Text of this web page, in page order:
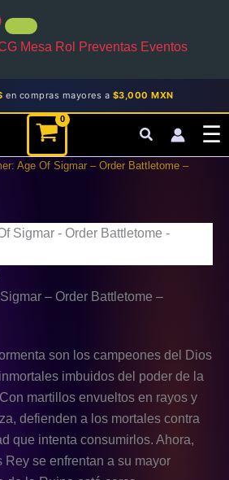
Mesa Rol Preventas Eventos
en compras mayores a $3,000 MXN
☰
Age Of Sigmar – Order Battletome –
– Order Battletome –
son los campeones del Dios
imbuidos del poder de la
martillos envueltos en rayos y
defienden a los mortales contra
que intenta consumirlos. Ahora,
Rey se enfrentan a su mayor